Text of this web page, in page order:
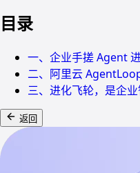
目录
一、企业手搓 Agent
二、阿里云
三、进化飞轮，是企
返回